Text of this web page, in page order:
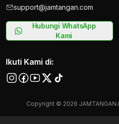
support@jamtangan.com
Hubungi WhatsApp
Kami
Ikuti Kami di:
Copyright © 2026